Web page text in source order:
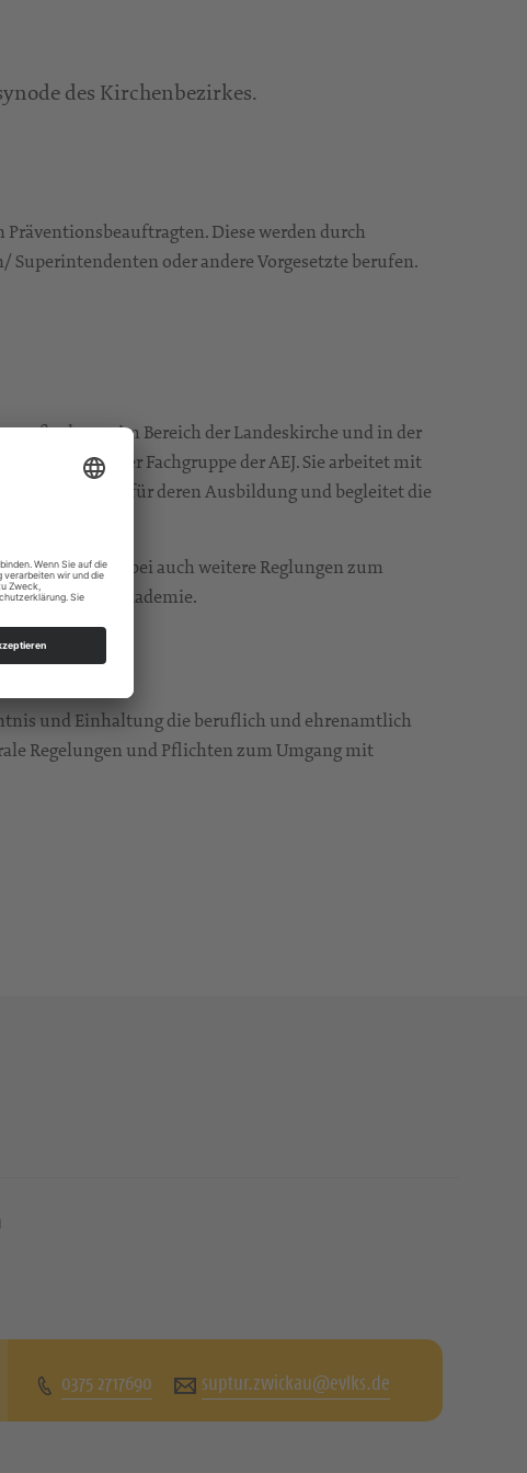
des Kirchenbezirkes.
Diese werden durch
oder andere Vorgesetzte berufen.
im Bereich der Landeskirche und in der
EKD sowie der Fachgruppe der AEJ. Sie arbeitet mit
für deren Ausbildung und begleitet die
dabei auch weitere Reglungen zum
Ehrenamtsakademie.
und Einhaltung die beruflich und ehrenamtlich
Regelungen und Pflichten zum Umgang mit
0375 2717690 suptur.zwickau@evlks.de